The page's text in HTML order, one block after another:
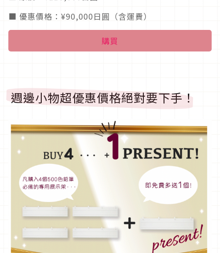
■ 優惠價格：¥90,000日圓（含運費）
購買
週邊小物超優惠價格絕對要下手！